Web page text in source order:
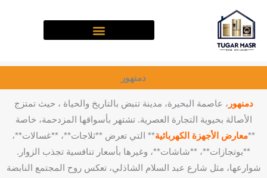
إلى
المحتوى
دمنهور
دمنهور ، عاصمة البحيرة، مدينة تنبض بالتاريخ والحياة ، حيث تمتزج
الأصالة بحيوية التجارة العصرية. تشتهر بأسواقها المزدحمة، خاصة
**معارض الأجهزة الكهربائية** التي تعرض **ثلاجات**، **غسالات**،
**بوتجازات**، **شاشات**، وغيرها بأسعار تنافسية تجذب الزوار.
شوارعها، مثل شارع عبد السلام الشاذلي، تعكس روح المجتمع النابضة